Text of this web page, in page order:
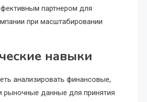
партнером для
при масштабировании
навыки
анализировать финансовые,
рыночные данные для принятия